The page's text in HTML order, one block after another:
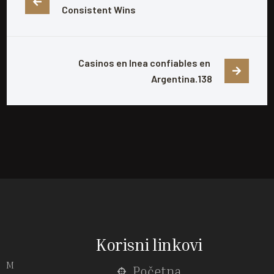
Consistent Wins
Casinos en lnea confiables en
Argentina.138
M
Korisni linkovi